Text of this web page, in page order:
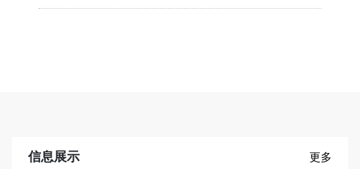
信息展示 更多